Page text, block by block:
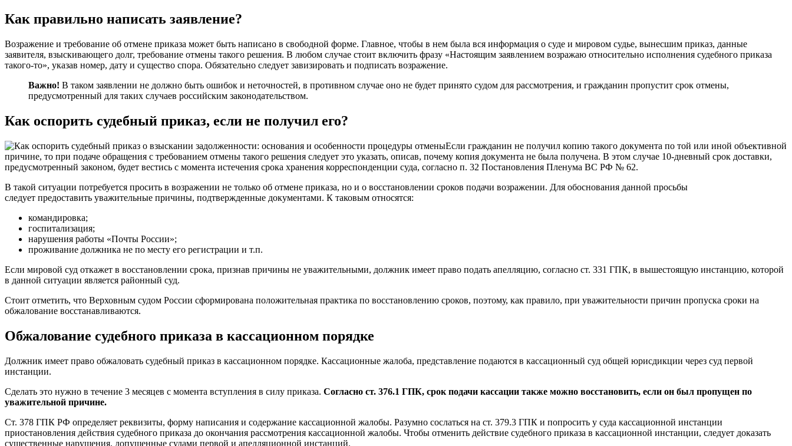
Как правильно написать заявление?
Возражение и требование об отмене приказа может быть написано в свободной форме. Главное, чтобы в нем была вся информация о суде и мировом судье, вынесшим приказ, данные
заявителя, взыскивающего долг, требование отмены такого решения. В любом случае стоит включить фразу «Настоящим заявлением возражаю относительно исполнения судебного приказа
такого-то», указав номер, дату и существо спора. Обязательно следует завизировать и подписать возражение.
Важно! В таком заявлении не должно быть ошибок и неточностей, в противном случае оно не будет принято судом для рассмотрения, и гражданин пропустит срок отмены,
предусмотренный для таких случаев российским законодательством.
Как оспорить судебный приказ, если не получил его?
Если гражданин не получил копию такого документа по той или иной объективной
причине, то при подаче обращения с требованием отмены такого решения следует это указать, описав, почему копия документа не была получена. В этом случае 10-дневный срок доставки,
предусмотренный законом, будет вестись с момента истечения срока хранения корреспонденции суда, согласно п. 32 Постановления Пленума ВС РФ № 62.
В такой ситуации потребуется просить в возражении не только об отмене приказа, но и о восстановлении сроков подачи возражении. Для обоснования данной просьбы
следует предоставить уважительные причины, подтвержденные документами. К таковым относятся:
командировка;
госпитализация;
нарушения работы «Почты России»;
проживание должника не по месту его регистрации и т.п.
Если мировой суд откажет в восстановлении срока, признав причины не уважительными, должник имеет право подать апелляцию, согласно ст. 331 ГПК, в вышестоящую инстанцию, которой
в данной ситуации является районный суд.
Стоит отметить, что Верховным судом России сформирована положительная практика по восстановлению сроков, поэтому, как правило, при уважительности причин пропуска сроки на
обжалование восстанавливаются.
Обжалование судебного приказа в кассационном порядке
Должник имеет право обжаловать судебный приказ в кассационном порядке. Кассационные жалоба, представление подаются в кассационный суд общей юрисдикции через суд первой
инстанции.
Сделать это нужно в течение 3 месяцев с момента вступления в силу приказа. Согласно ст. 376.1 ГПК, срок подачи кассации также можно восстановить, если он был пропущен по
уважительной причине.
Ст. 378 ГПК РФ определяет реквизиты, форму написания и содержание кассационной жалобы. Разумно сослаться на ст. 379.3 ГПК и попросить у суда кассационной инстанции
приостановления действия судебного приказа до окончания рассмотрения кассационной жалобы. Чтобы отменить действие судебного приказа в кассационной инстанции, следует доказать
существенные нарушения, допущенные судами первой и апелляционной инстанций.